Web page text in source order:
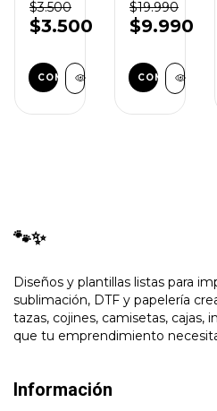
Plantillas
Sublimación
Tazas
Canciones
$3.500
$3.500
Plantillas
Tazas
2026
$19.990
$9.990
🐾✨
Diseños y plantillas listas para
sublimación, DTF y papelería
tazas, cojines, camisetas, cajas,
que tu emprendimiento
Información